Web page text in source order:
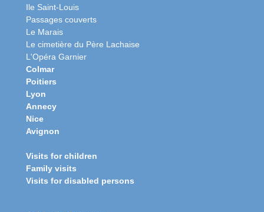
Ile Saint-Louis
Passages couverts
Le Marais
Le cimetière du Père Lachaise
L'Opéra Garnier
Colmar
Poitiers
Lyon
Annecy
Nice
Avignon
Visits for children
Family visits
Visits for disabled persons